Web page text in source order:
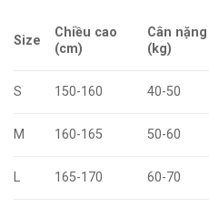
Size
Chiều cao
(cm)
Cân nặng
(kg)
S 150-160 40-50
M 160-165 50-60
L 165-170 60-70